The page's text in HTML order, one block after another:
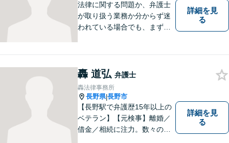
法律に関する問題か、弁護士
が取り扱う業務か分からず迷
われている場合でも、まずは
詳細を見
る
轟 道弘 弁護士
轟法律事務所
長野県|長野市
【長野駅で弁護歴15年以上の
ベテラン】【元検事】離婚／
借金／相続に注力。数々の実
詳細を見
る